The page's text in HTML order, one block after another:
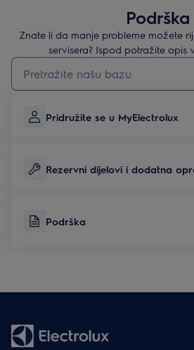
Podrška
Znate li da manje probleme možete
servisera? Ispod potražite opis
Upišite za pretraživanje članaka podrške
Pridružite se u MyElectrolux
Rezervni dijelovi i dodatna
Podrška